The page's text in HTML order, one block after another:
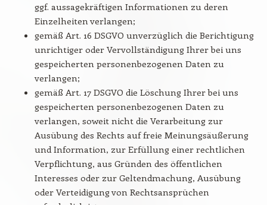
ggf. aussagekräftigen Informationen zu deren
Einzelheiten verlangen;
gemäß Art. 16 DSGVO unverzüglich die Berichtigung
unrichtiger oder Vervollständigung Ihrer bei uns
gespeicherten personenbezogenen Daten zu
verlangen;
gemäß Art. 17 DSGVO die Löschung Ihrer bei uns
gespeicherten personenbezogenen Daten zu
verlangen, soweit nicht die Verarbeitung zur
Ausübung des Rechts auf freie Meinungsäußerung
und Information, zur Erfüllung einer rechtlichen
Verpflichtung, aus Gründen des öffentlichen
Interesses oder zur Geltendmachung, Ausübung
oder Verteidigung von Rechtsansprüchen